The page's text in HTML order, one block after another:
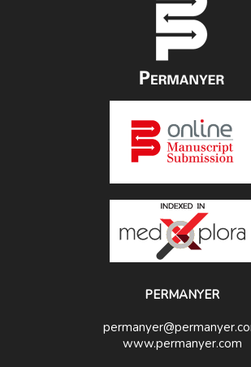
PERMANYER
www.permanyer.com